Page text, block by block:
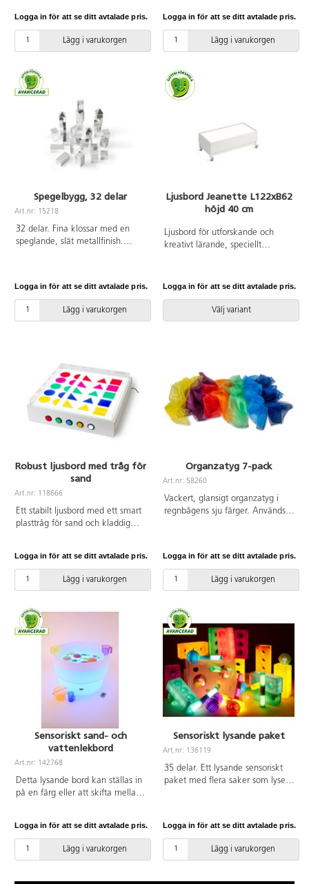
akrylplast.
Logga in för att se ditt avtalade pris.
Lägg i varukorgen
innan det skiftar). Ljusbordet är
5v, lågvolt. Adapter 220v ingår.
Magnetisk koppling. Mått:
41x29 cm. Vikt 2,25 kg.
Material: akryl. PVC-fri.
Logga in för att se ditt avtalade pris.
Lägg i varukorgen
Spegelbygg, 32 delar
Art.nr: 15218
32 delar. Fina klossar med en
speglande, slät metallfinish.
för att diskutera egenskaper.
Uppmuntrar även till samarbete.
Innehåller kuber, rektanglar och
föremål kan repa ytan. Av ABS.
PVC-fri. Från 3 år.
Logga in för att se ditt avtalade pris.
Lägg i varukorgen
Ljusbord Jeanette L122xB62
höjd 40 cm
Ljusbord för utforskande och
kreativt lärande, speciellt
ljuskälla som avger ett behagligt,
med 2107 lumen. Uppskattad
livslängd är 60.000 timmar..Skiva
Logga in för att se ditt avtalade pris.
Välj variant
Robust ljusbord med tråg för
sand
Art.nr: 118666
Ett stabilt ljusbord med ett smart
plasttråg för sand och kladdig
Det finns 6 stora knappar för att
skifta färg vilket stimulerar
Plasttråget håller sand och
kladdig lera/färg på plats vilket
ger möjlighet till taktila och
sensoriska upplevelser med ljus.
Mått: 60x60x12 cm. 10,2 kg.
Material: Akrylplast.
Logga in för att se ditt avtalade pris.
Lägg i varukorgen
Organzatyg 7-pack
Art.nr: 58260
Vackert, glansigt organzatyg i
regnbågens sju färger. Används
Innehåller 7 olika färger. PVC-fri.
Logga in för att se ditt avtalade pris.
Lägg i varukorgen
Sensoriskt sand- och
vattenlekbord
Art.nr: 142768
Detta lysande bord kan ställas in
på en färg eller att skifta mellan
Robust bord som är lätt att flytta.
Barnen når ner till botten vilket
gör det möjligt att leka och
Efter 8 timmars laddning kan
Logga in för att se ditt avtalade pris.
Lägg i varukorgen
Sensoriskt lysande paket
Art.nr: 136119
35 delar. Ett lysande sensoriskt
paket med flera saker som lyser i
Logga in för att se ditt avtalade pris.
Lägg i varukorgen